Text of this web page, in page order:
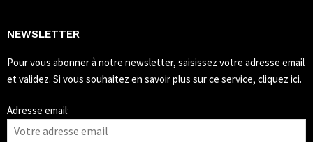
NEWSLETTER
Pour vous abonner à notre newsletter, saisissez votre adresse email
et validez. Si vous souhaitez en savoir plus sur ce service, cliquez ici.
Adresse email: